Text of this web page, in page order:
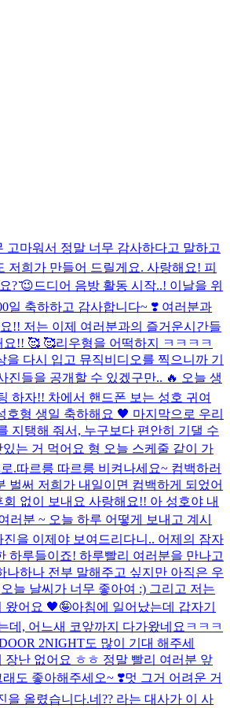
마워서 정말 너무 감사하다고 말하고
희가 만들어 드릴게요. 사랑해요! 피
? ̆̈😉드디어 음방 활동 시작..! 이날을 위
일 축하하고 감사합니다~ ❣️ 여러분과
!! 저는 이제 여러분과의 즐거운시간들
요!! 🥰 🥰리우형을 어떡하지 ㅋㅋㅋㅋ
다시 입고 뮤직비디오를 찍으니까 기
진들을 공개할 수 있겠구만.. 🔥 오늘 생
하자!! 차에서 핸드폰 보는 성호 귀여
형 생일 축하해요 🖤 마지막으로 우리
지탱해 줘서, 누구보다 편안히 기댈 수
는 거 먹어요 형 오늘 스케줄 같이 가
.따르릉 따르릉 비켜나세요~ 컴백하러
벌써 저희가 내일이면 컴백하게 되었어
없이 보내요 사랑해요!! 아 성호야 내
러분 ~ 오늘 하루 어떻게 보내고 계시
을 이제야 보여드리다니.. 어제의 잠자
하루들이죠! 하루빨리 여러분을 만나고
하나 전부 말해주고 싶지만 아직은 우
늘 날씨가 너무 좋아여 :) 그리고 저는
왔어요 🖤🤪아침에 일어났는데 갑자기
데, 어느새 코앞까지 다가왔네요ㅋㅋㅋ
2NIGHT도 많이 기대 해주세
난 없어요 ㅎㅎ 정말 빨리 여러분 앞
도 좋아해주세오~ ❣️멋 그거 어려운 거
을 올렸습니다.네?? 라는 대사가 이 사